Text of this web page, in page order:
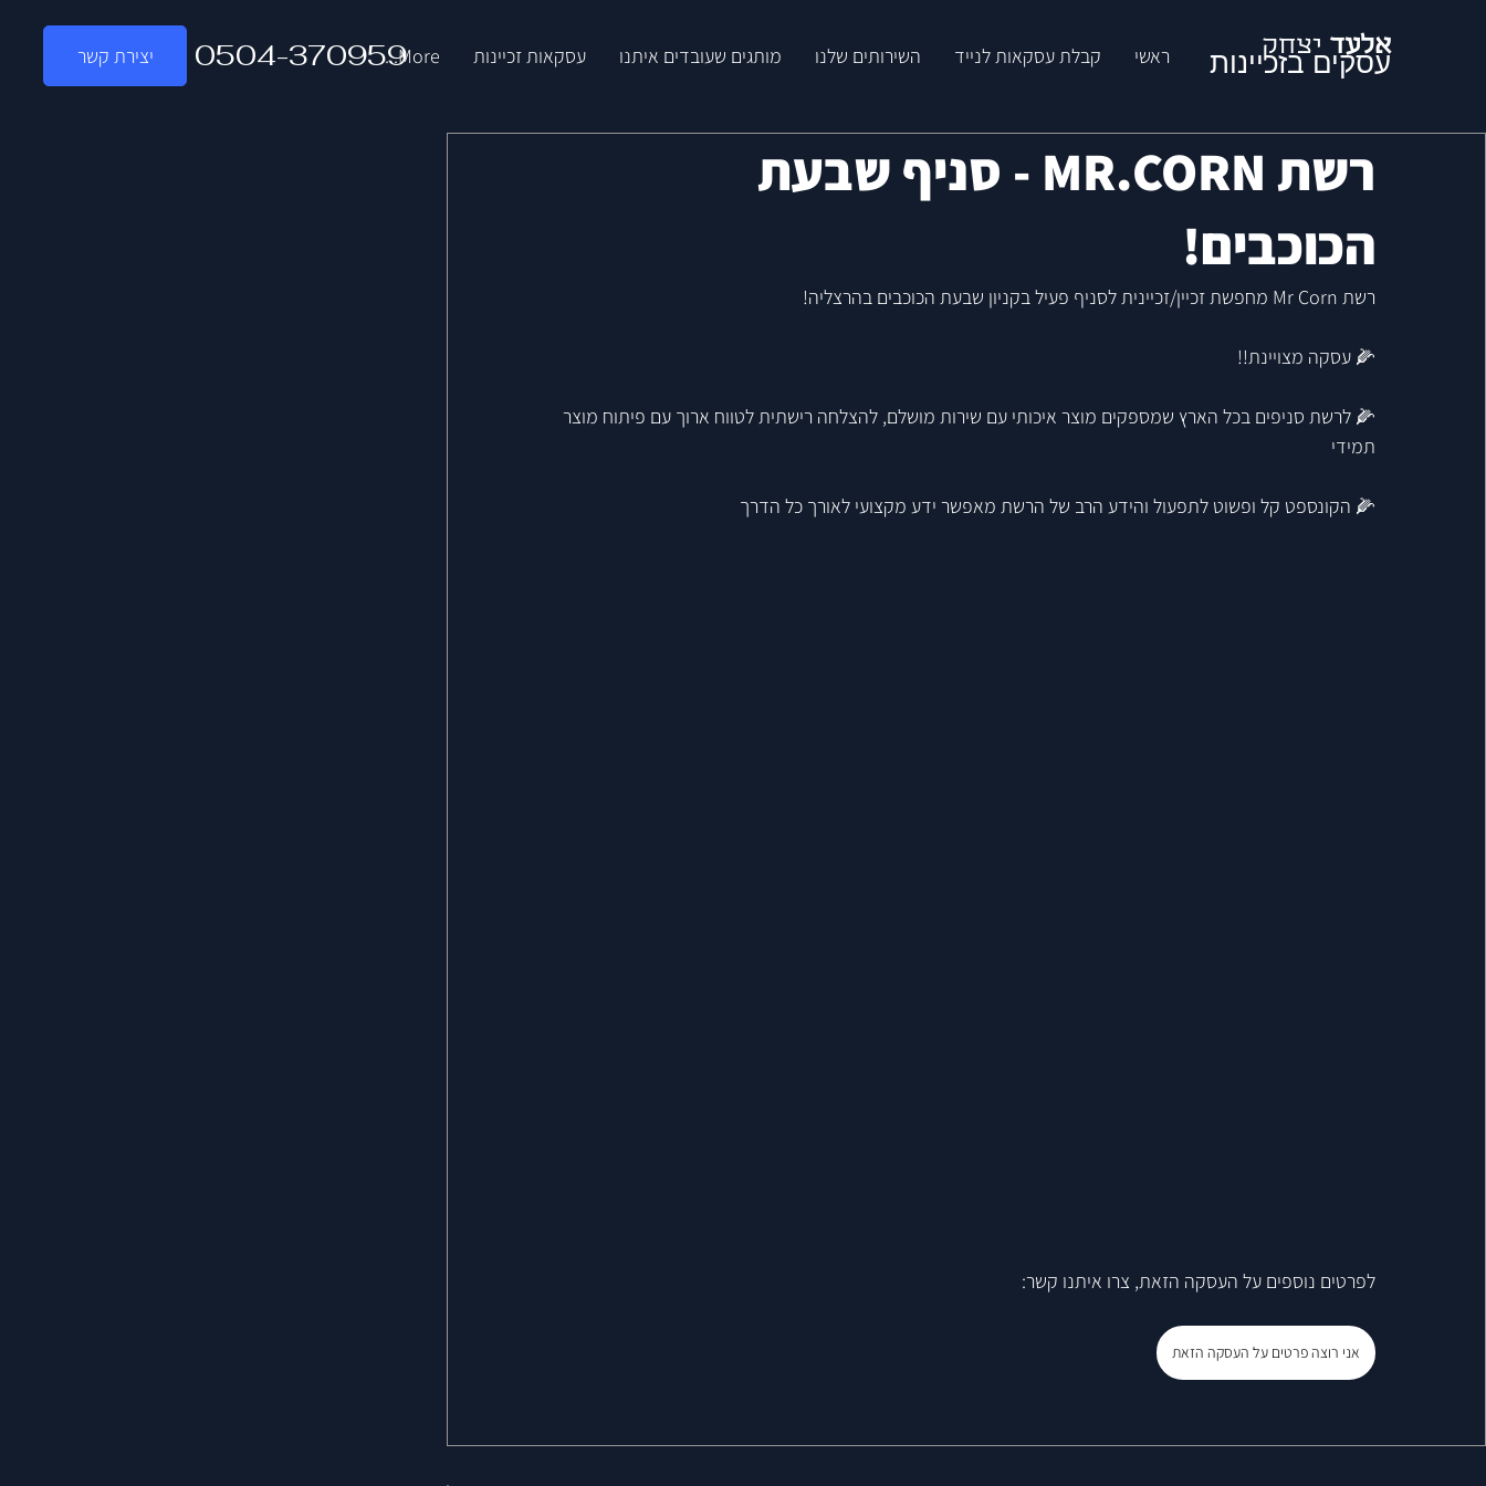
יצירת קשר 0504-370959 ראשי קבלת עסקאות לנייד השירותים שלנו מותגים שעובדים איתנו עסקאות זכיינות More... אלעדיצחק
עסקים בזכיינות
רשת MR.CORN - סניף שבעת
הכוכבים!
רשת Mr Corn מחפשת זכיין/זכיינית לסניף פעיל בקניון שבעת הכוכבים בהרצליה!
🌽 עסקה מצויינת!!
🌽 לרשת סניפים בכל הארץ שמספקים מוצר איכותי עם שירות מושלם, להצלחה רישתית לטווח ארוך עם פיתוח מוצר
תמידי
🌽 הקונספט קל ופשוט לתפעול והידע הרב של הרשת מאפשר ידע מקצועי לאורך כל הדרך
לפרטים נוספים על העסקה הזאת, צרו איתנו קשר:
אני רוצה פרטים על העסקה הזאת